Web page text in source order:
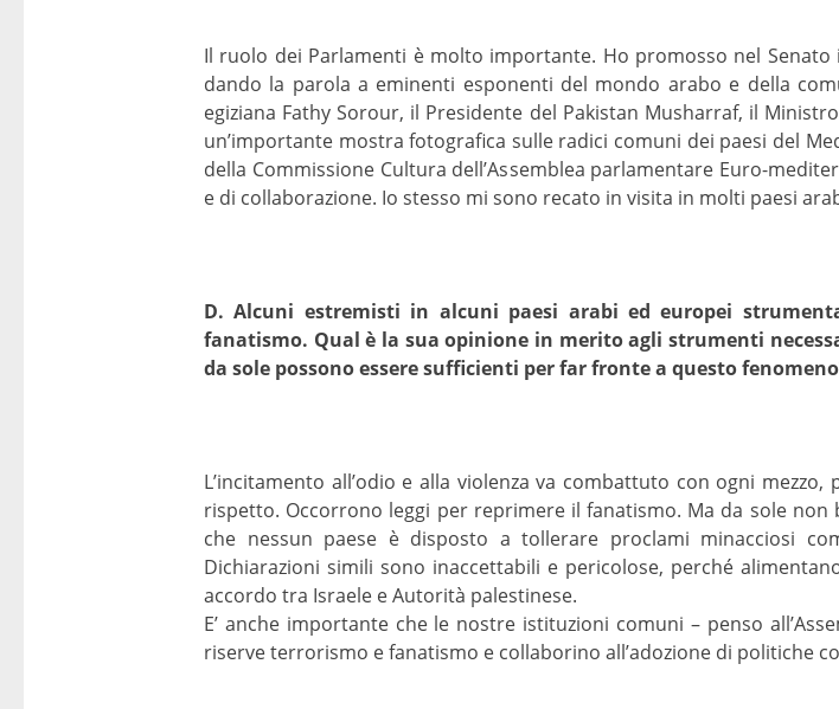
Il ruolo dei Parlamenti è molto importante. Ho promosso nel
dando la parola a eminenti esponenti del mondo arabo e della
egiziana Fathy Sorour, il Presidente del Pakistan Musharraf, il
un’importante mostra fotografica sulle radici comuni dei paesi del
della Commissione Cultura dell’Assemblea parlamentare Euro-
e di collaborazione. Io stesso mi sono recato in visita in molti paesi
D. Alcuni estremisti in alcuni paesi arabi ed europei
fanatismo. Qual è la sua opinione in merito agli strumenti
da sole possono essere sufficienti per far fronte a questo
L’incitamento all’odio e alla violenza va combattuto con ogni
rispetto. Occorrono leggi per reprimere il fanatismo. Ma da sole
che nessun paese è disposto a tollerare proclami minacciosi
Dichiarazioni simili sono inaccettabili e pericolose, perché
accordo tra Israele e Autorità palestinese.
E’ anche importante che le nostre istituzioni comuni – penso
riserve terrorismo e fanatismo e collaborino all’adozione di politiche